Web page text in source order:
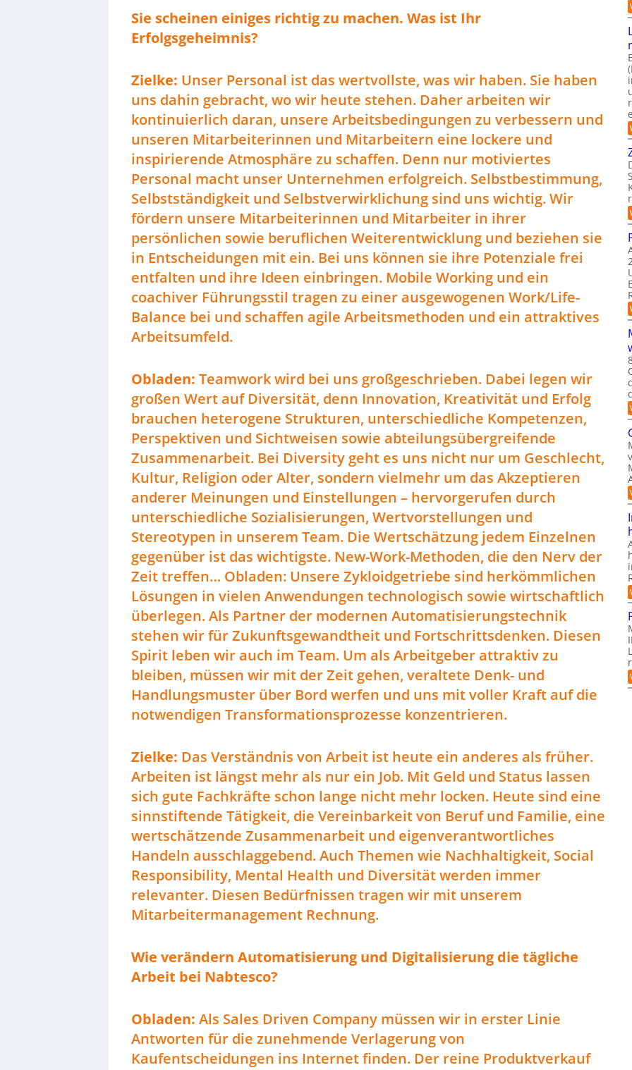
Sie scheinen einiges richtig zu machen. Was ist Ihr
Erfolgsgeheimnis?
Zielke: Unser Personal ist das wertvollste, was wir haben. Sie haben
uns dahin gebracht, wo wir heute stehen. Daher arbeiten wir
kontinuierlich daran, unsere Arbeitsbedingungen zu verbessern und
unseren Mitarbeiterinnen und Mitarbeitern eine lockere und
inspirierende Atmosphäre zu schaffen. Denn nur motiviertes
Personal macht unser Unternehmen erfolgreich. Selbstbestimmung,
Selbstständigkeit und Selbstverwirklichung sind uns wichtig. Wir
fördern unsere Mitarbeiterinnen und Mitarbeiter in ihrer
persönlichen sowie beruflichen Weiterentwicklung und beziehen sie
in Entscheidungen mit ein. Bei uns können sie ihre Potenziale frei
entfalten und ihre Ideen einbringen. Mobile Working und ein
coachiver Führungsstil tragen zu einer ausgewogenen Work/Life-
Balance bei und schaffen agile Arbeitsmethoden und ein attraktives
Arbeitsumfeld.
Obladen:Teamwork wird bei uns großgeschrieben. Dabei legen wir
großen Wert auf Diversität, denn Innovation, Kreativität und Erfolg
brauchen heterogene Strukturen, unterschiedliche Kompetenzen,
Perspektiven und Sichtweisen sowie abteilungsübergreifende
Zusammenarbeit. Bei Diversity geht es uns nicht nur um Geschlecht,
Kultur, Religion oder Alter, sondern vielmehr um das Akzeptieren
anderer Meinungen und Einstellungen – hervorgerufen durch
unterschiedliche Sozialisierungen, Wertvorstellungen und
Stereotypen in unserem Team. Die Wertschätzung jedem Einzelnen
gegenüber ist das wichtigste. New-Work-Methoden, die den Nerv der
Zeit treffen… Obladen: Unsere Zykloidgetriebe sind herkömmlichen
Lösungen in vielen Anwendungen technologisch sowie wirtschaftlich
überlegen. Als Partner der modernen Automatisierungstechnik
stehen wir für Zukunftsgewandtheit und Fortschrittsdenken. Diesen
Spirit leben wir auch im Team. Um als Arbeitgeber attraktiv zu
bleiben, müssen wir mit der Zeit gehen, veraltete Denk- und
Handlungsmuster über Bord werfen und uns mit voller Kraft auf die
notwendigen Transformationsprozesse konzentrieren.
Zielke: Das Verständnis von Arbeit ist heute ein anderes als früher.
Arbeiten ist längst mehr als nur ein Job. Mit Geld und Status lassen
sich gute Fachkräfte schon lange nicht mehr locken. Heute sind eine
sinnstiftende Tätigkeit, die Vereinbarkeit von Beruf und Familie, eine
wertschätzende Zusammenarbeit und eigenverantwortliches
Handeln ausschlaggebend. Auch Themen wie Nachhaltigkeit, Social
Responsibility, Mental Health und Diversität werden immer
relevanter. Diesen Bedürfnissen tragen wir mit unserem
Mitarbeitermanagement Rechnung.
Wie verändern Automatisierung und Digitalisierung die tägliche
Arbeit bei Nabtesco?
Obladen: Als Sales Driven Company müssen wir in erster Linie
Antworten für die zunehmende Verlagerung von
Kaufentscheidungen ins Internet finden. Der reine Produktverkauf